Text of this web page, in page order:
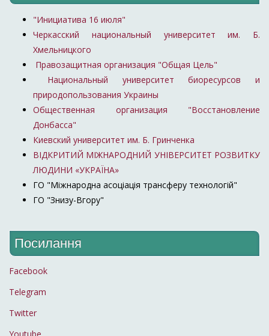
"Инициатива 16 июля"
Черкасский национальный университет им. Б.
Хмельницкого
Правозащитная организация "Общая Цель"
Национальный университет биоресурсов и
природопользования Украины
Общественная организация "Восстановление
Донбасса"
Киевский университет им. Б. Гринченка
ВІДКРИТИЙ МІЖНАРОДНИЙ УНІВЕРСИТЕТ РОЗВИТКУ
ЛЮДИНИ «УКРАЇНА»
ГО "Міжнародна асоціація трансферу технологій"
ГО "Знизу-Вгору"
Посилання
Facebook
Telegram
Twitter